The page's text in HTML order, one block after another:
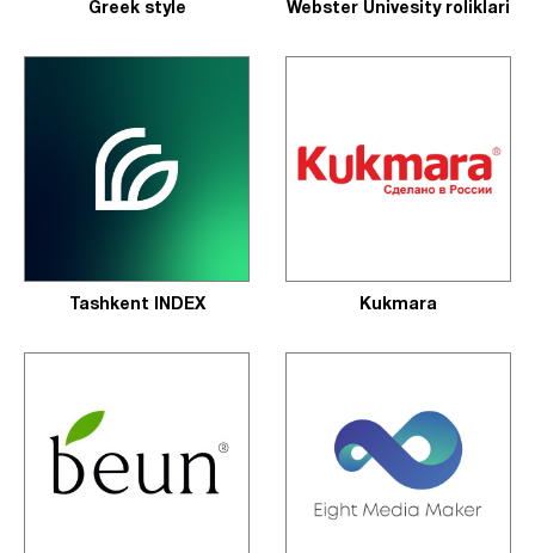
Greek style Webster Univesity roliklari
Tashkent INDEX Kukmara